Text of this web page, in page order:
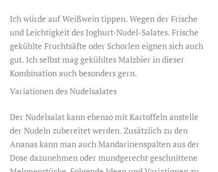
Ich würde auf Weißwein tippen. Wegen der Frische
und Leichtigkeit des Joghurt-Nudel-Salates. Frische
gekühlte Fruchtsäfte oder Schorlen eignen sich auch
gut. Ich selbst mag gekühltes Malzbier in dieser
Kombination auch besonders gern.
Variationen des Nudelsalates
Der Nudelsalat kann ebenso mit Kartoffeln anstelle
der Nudeln zubereitet werden. Zusätzlich zu den
Ananas kann man auch Mandarinenspalten aus der
Dose dazunehmen oder mundgerecht geschnittene